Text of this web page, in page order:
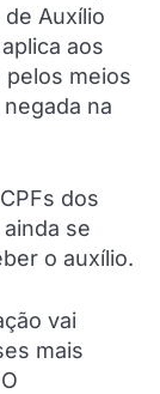
Auxílio
aos
meios
na
dos
se
o auxílio.
vai
mais